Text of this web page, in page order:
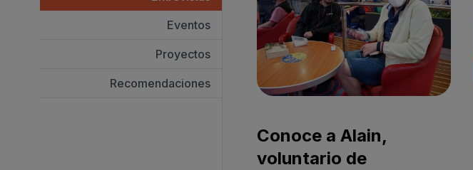
Eventos
Proyectos
Recomendaciones
Conoce a Alain,
voluntario de